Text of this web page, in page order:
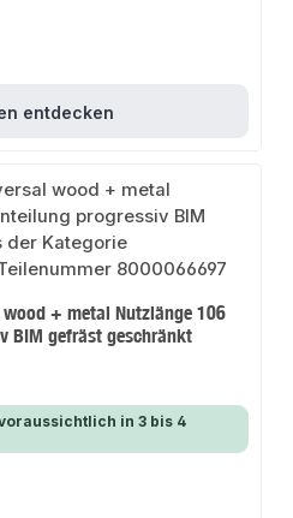
entdecken
+ metal Nutzlänge 106
BIM gefräst geschränkt
in 3 bis 4